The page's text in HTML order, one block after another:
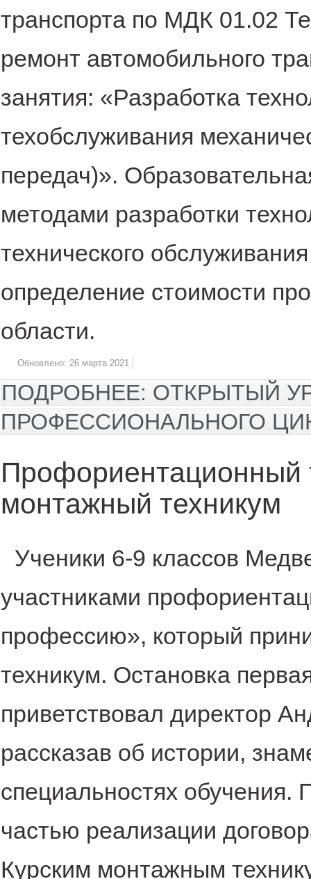
транспорта по МДК 01.02
ремонт автомобильного
занятия: «Разработка
техобслуживания
передач)».
методами разработки
технического
определение стоимости
области.
Обновлено: 26 марта 2021
ПОДРОБНЕЕ: ОТКРЫТЫЙ
ПРОФЕССИОНАЛЬНОГО
Профориентационный
монтажный техникум
Ученики 6-9 классов
участниками
профессию», который
техникум. Остановка
приветствовал директор
рассказав об истории,
специальностях
частью реализации
Курским монтажным